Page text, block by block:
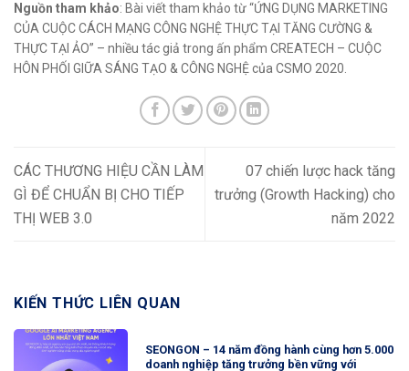
Nguồn tham khảo: Bài viết tham khảo từ “ỨNG DỤNG MARKETING
CỦA CUỘC CÁCH MẠNG CÔNG NGHỆ THỰC TẠI TĂNG CƯỜNG &
THỰC TẠI ẢO” – nhiều tác giả trong ấn phẩm CREATECH – CUỘC
HÔN PHỐI GIỮA SÁNG TẠO & CÔNG NGHỆ của CSMO 2020.
CÁC THƯƠNG HIỆU CẦN LÀM
GÌ ĐỂ CHUẨN BỊ CHO TIẾP
THỊ WEB 3.0
07 chiến lược hack tăng
trưởng (Growth Hacking) cho
năm 2022
KIẾN THỨC LIÊN QUAN
SEONGON – 14 năm đồng hành cùng hơn 5.000
doanh nghiệp tăng trưởng bền vững với